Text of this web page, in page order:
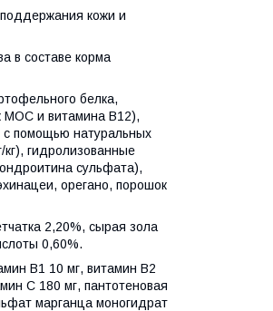
кожи и
в составе корма
белка,
МОС и витамина B12),
с помощью натуральных
гидролизованные
сульфата),
орегано, порошок
2,20%, сырая зола
0,60%.
В1 10 мг, витамин В2
С 180 мг, пантотеновая
марганца моногидрат